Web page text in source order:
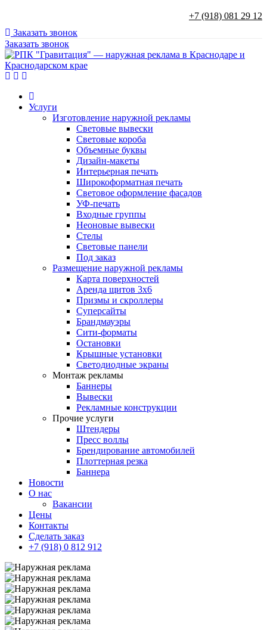
+7 (918) 081 29 12
Заказать звонок
Заказать звонок
Услуги
Изготовление наружной рекламы
Световые вывески
Световые короба
Объемные буквы
Дизайн-макеты
Интерьерная печать
Широкоформатная печать
Световое оформление фасадов
УФ-печать
Входные группы
Неоновые вывески
Стелы
Световые панели
Под заказ
Размещение наружной рекламы
Карта поверхностей
Аренда щитов 3х6
Призмы и скроллеры
Суперсайты
Брандмауэры
Сити-форматы
Остановки
Крышные установки
Светодиодные экраны
Монтаж рекламы
Баннеры
Вывески
Рекламные конструкции
Прочие услуги
Штендеры
Пресс воллы
Брендирование автомобилей
Плоттерная резка
Баннера
Новости
О нас
Вакансии
Цены
Контакты
Сделать заказ
+7 (918) 0 812 912